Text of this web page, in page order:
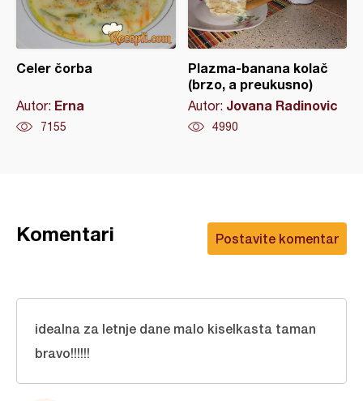
Celer čorba
Autor: Erna
7155
Plazma-banana kolač
(brzo, a preukusno)
Autor: Jovana Radinovic
4990
Postavite komentar
Komentari
idealna za letnje dane malo kiselkasta taman
bravo!!!!!!